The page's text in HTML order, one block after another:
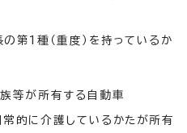
第1種（重度）を持っているか
等が所有する自動車
的に介護しているかたが所有